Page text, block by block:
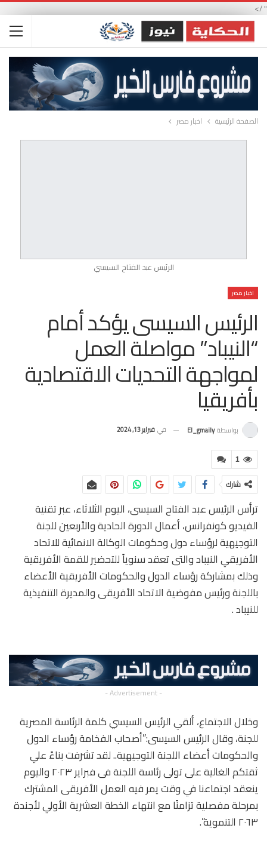
" />
الصفحة الرئيسية اخبار مصر
الرئيس عبد الفتاح السيسي
اخبار مصر
الرئيس السيسى يؤكد أمام
“النيباد” مواصلة العمل
لمواجهة التحديات الاقتصادية
بأفريقيا
بواسطة El_gmaily في فبراير 13, 2024
1
شارك
ترأس الرئيس عبد الفتاح السيسى، اليوم الثلاثاء، عبر تقنية
الفيديو كونفرانس، أعمال الدورة الحادية والأربعين للجنة
التوجيهية لرؤساء دول وحكومات الوكالة الانمائية للاتحاد
الأفريقي النيباد والتى تعقد سنوياً للتحضير للقمة الأفريقية
وذلك بمشاركة رؤساء الدول والحكومات الأفريقية الأعضاء
باللجنة ورئيس مفوضية الاتحاد الأفريقى والمديرة التنفيذية
للنيباد .
- Advertisement -
وخلال الاجتماع، ألقي الرئيس السيسي كلمة الرئاسة المصرية
للجنة، وقال الرئيس السيسى:”أصحاب الفخامة رؤساء الدول
والحكومات أعضاء اللجنة التوجيهية.. لقد تشرفت بناءً علي
ثقتكم الغالية على تولى رئاسة اللجنة فى فبراير ٢٠٢٣ واليوم
ينعقد اجتماعنا في وقت يمر فيه العمل الأفريقى المشترك
بمرحلة مفصلية تزامنًا مع انتهاء الخطة العشرية الأولي لأجندة
٢٠٦٣ التنموية”.